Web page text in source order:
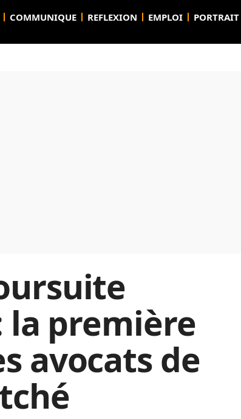
COMMUNIQUE REFLEXION EMPLOI PORTRAIT
première
avocats de